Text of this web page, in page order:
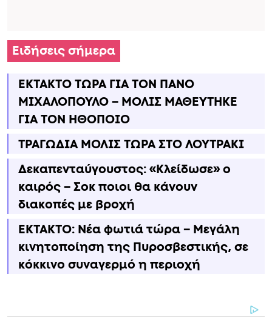
Ειδήσεις σήμερα
ΕΚΤΑΚΤΟ ΤΩΡΑ ΓΙΑ ΤΟΝ ΠΑΝΟ
ΜΙΧΑΛΟΠΟΥΛΟ – ΜΟΛΙΣ ΜΑΘΕΥΤΗΚΕ
ΓΙΑ ΤΟΝ ΗΘΟΠΟΙΟ
ΤΡΑΓΩΔΙΑ ΜΟΛΙΣ ΤΩΡΑ ΣΤΟ ΛΟΥΤΡΑΚΙ
Δεκαπενταύγουστος: «Κλείδωσε» ο
καιρός – Σoκ ποιοι θα κάνουν
διακοπές με βροχή
ΕΚΤΑΚΤΟ: Νέα φωτιά τώρα – Μεγάλη
κινητοποίηση της Πυροσβεστικής, σε
κόκκινο συναγερμό η περιοχή